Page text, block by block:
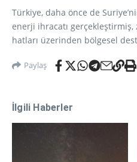
Türkiye, daha önce de
enerji ihracatı
hatları üzerinden bölgesel
Paylaş
İlgili Haberler